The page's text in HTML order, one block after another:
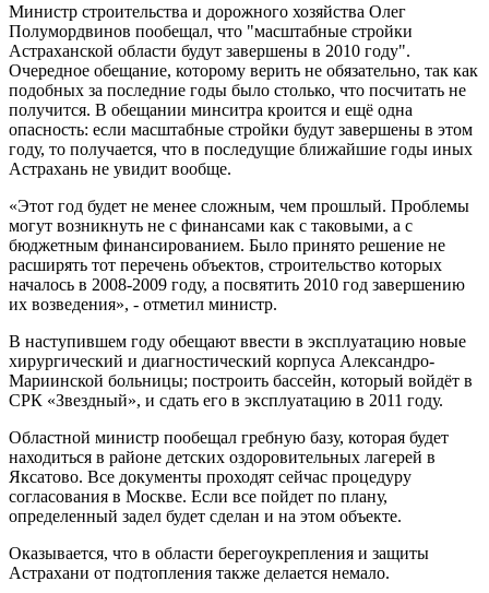
Министр строительства и дорожного хозяйства Олег
Полумордвинов пообещал, что "масштабные стройки
Астраханской области будут завершены в 2010 году".
Очередное обещание, которому верить не обязательно, так как
подобных за последние годы было столько, что посчитать не
получится. В обещании минситра кроится и ещё одна
опасность: если масштабные стройки будут завершены в этом
году, то получается, что в последущие ближайшие годы иных
Астрахань не увидит вообще.
«Этот год будет не менее сложным, чем прошлый. Проблемы
могут возникнуть не с финансами как с таковыми, а с
бюджетным финансированием. Было принято решение не
расширять тот перечень объектов, строительство которых
началось в 2008-2009 году, а посвятить 2010 год завершению
их возведения», - отметил министр.
В наступившем году обещают ввести в эксплуатацию новые
хирургический и диагностический корпуса Александро-
Мариинской больницы; построить бассейн, который войдёт в
СРК «Звездный», и сдать его в эксплуатацию в 2011 году.
Областной министр пообещал гребную базу, которая будет
находиться в районе детских оздоровительных лагерей в
Яксатово. Все документы проходят сейчас процедуру
согласования в Москве. Если все пойдет по плану,
определенный задел будет сделан и на этом объекте.
Оказывается, что в области берегоукрепления и защиты
Астрахани от подтопления также делается немало.